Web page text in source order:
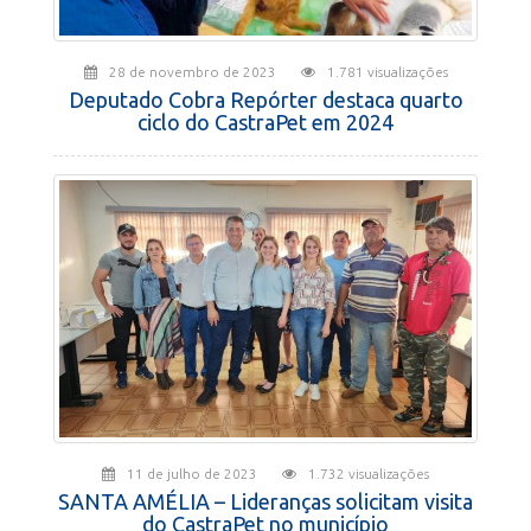
28 de novembro de 2023 1.781 visualizações
Deputado Cobra Repórter destaca quarto
ciclo do CastraPet em 2024
11 de julho de 2023 1.732 visualizações
SANTA AMÉLIA – Lideranças solicitam visita
do CastraPet no município